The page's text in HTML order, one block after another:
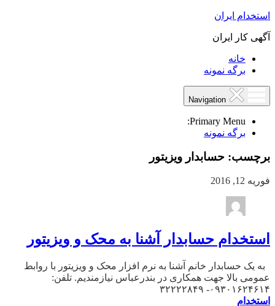
استخدام ایران
آگهی کار ایران
خانه
برگه نمونه
Primary Menu:
برگه نمونه
برچسب: حسابدار ویزیتور
فوریه 12, 2016
استخدام حسابدار آشنا به محک و ویزیتور
به یک حسابدار خانم آشنا به نرم افزار محک و ویزیتور با روابط
عمومی بالا جهت همکاری در بندرعباس نیازمندیم. تلفن:
۰۹۳۰۱۶۲۴۶۱۴- ۳۲۲۲۲۸۴۹
استخدام